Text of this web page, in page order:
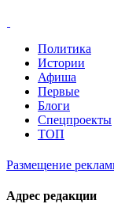
Политика
Истории
Афиша
Первые
Блоги
Спецпроекты
ТОП
Размещение
Адрес редакции